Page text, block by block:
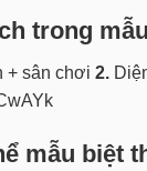
trong
+ sân chơi 2.
mẫu biệt